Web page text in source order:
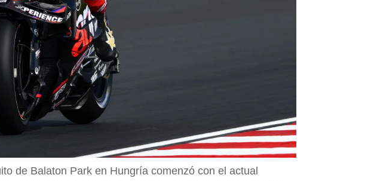
de Balaton Park en Hungría comenzó con el actual